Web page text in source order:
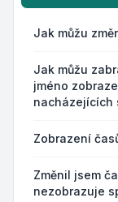
Jak můžu
Jak můžu
jméno
nacházejících
Zobrazení
Změnil jsem
nezobrazuje